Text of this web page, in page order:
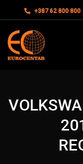
+387 62 800 800